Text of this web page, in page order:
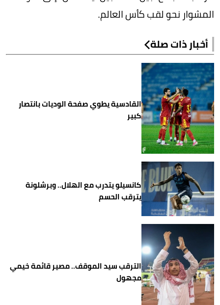
المشوار نحو لقب كأس العالم.
أخبار ذات صلة
القادسية يطوي صفحة الوديات بانتصار
كبير
كانسيلو يتدرب مع الهلال.. وبرشلونة
يترقب الحسم
الترقب سيد الموقف.. مصير قائمة خيمي
مجهول